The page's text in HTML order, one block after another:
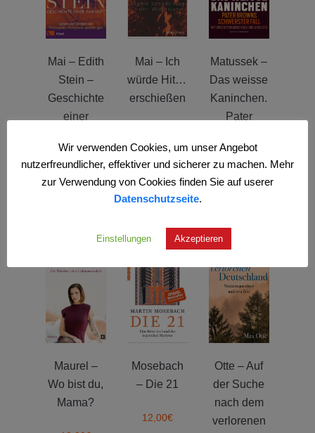
Mai – Edith
Stein –
Geschichte
einer
22,00€
Mai – Ich
würde Hitler
erschießen
Matussek –
Das weisse
Kaninchen.
Pater
schwerster
Fall
Maurel –
Wo bist du,
Mama?
Mosebach
– Die 21
12,00€
Otte – Auf
der Suche
nach dem
verlorenen
Wir verwenden Cookies, um unser Angebot
nutzerfreundlicher, effektiver und sicherer zu machen. Mehr
zur Verwendung von Cookies finden Sie auf userer
Datenschutzseite.
Einstellungen Akzeptieren